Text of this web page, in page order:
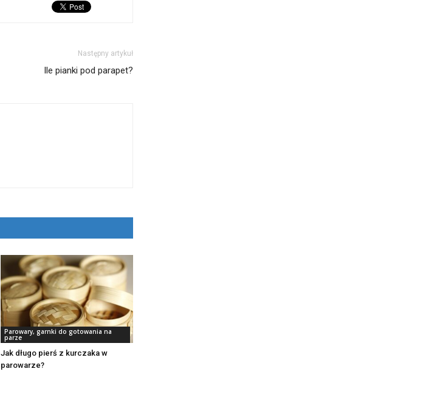
Następny artykuł
Ile pianki pod parapet?
Parowary, garnki do gotowania na
parze
Jak długo pierś z kurczaka w
parowarze?